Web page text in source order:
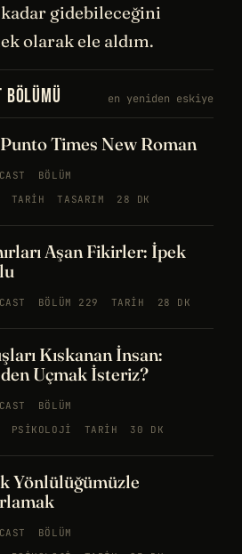
gidebileceğini
olarak ele aldım.
en yeniden eskiye
Times New Roman
BÖLÜM
TARIH TASARIM 28 DK
Aşan Fikirler: İpek
BÖLÜM 229 TARIH 28 DK
Kıskanan İnsan:
Uçmak İsteriz?
BÖLÜM
PSIKOLOJI TARIH 30 DK
Yönlülüğümüzle
BÖLÜM